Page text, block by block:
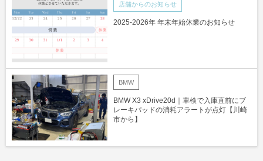
店舗からのお知らせ
2025-2026年 年末年始休業のお知らせ
BMW
BMW X3 xDrive20d｜車検で入庫直前にブ
レーキパッドの消耗アラートが点灯【川崎
市から】